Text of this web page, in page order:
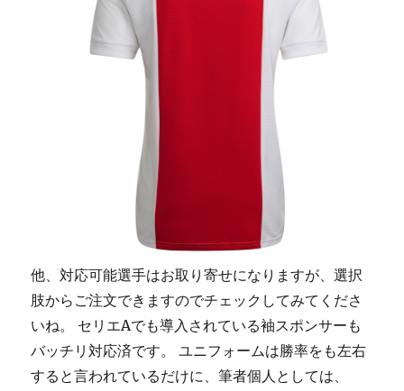
他、対応可能選手はお取り寄せになりますが、選択
肢からご注文できますのでチェックしてみてくださ
いね。 セリエAでも導入されている袖スポンサーも
バッチリ対応済です。 ユニフォームは勝率をも左右
すると言われているだけに、筆者個人としては、